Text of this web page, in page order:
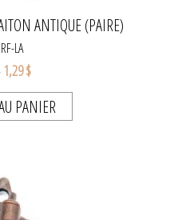
ANTIQUE (PAIRE)
LA
1,29 $
PANIER